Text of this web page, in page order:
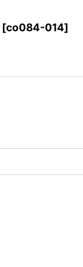
[co084-014]